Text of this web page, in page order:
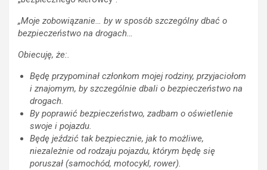
„Moje zobowiązanie… by w sposób szczególny dbać o
bezpieczeństwo na drogach…
Obiecuję, że:.
Będę przypominał członkom mojej rodziny, przyjaciołom
i znajomym, by szczególnie dbali o bezpieczeństwo na
drogach.
By poprawić bezpieczeństwo, zadbam o oświetlenie
swoje i pojazdu.
Będę jeździć tak bezpiecznie, jak to możliwe,
niezależnie od rodzaju pojazdu, którym będę się
poruszał (samochód, motocykl, rower).